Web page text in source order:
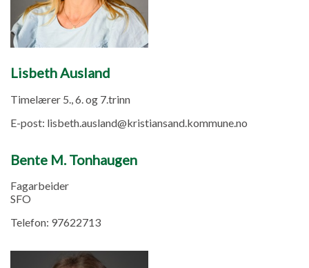
Lisbeth Ausland
Timelærer 5., 6. og 7.trinn
E-post: lisbeth.ausland@kristiansand.kommune.no
Bente M. Tonhaugen
Fagarbeider
SFO
Telefon: 97622713